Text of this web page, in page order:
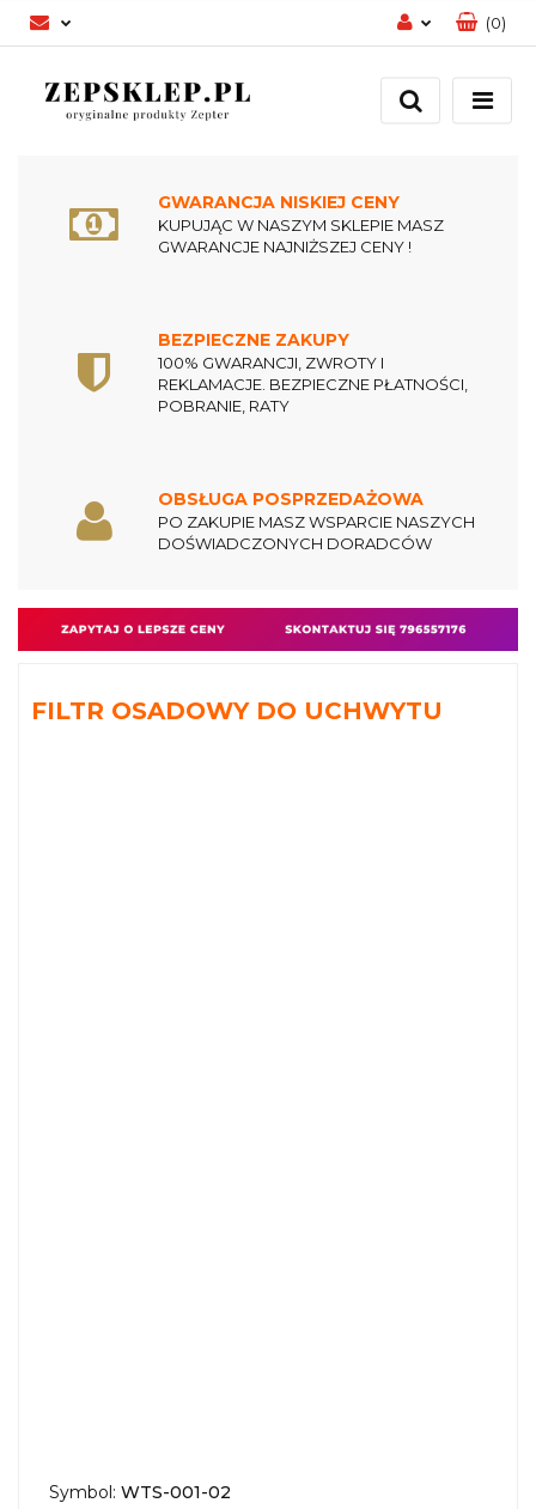
Zaloguj się
Zarejestruj się
(0)
GWARANCJA NISKIEJ CENY
KUPUJĄC W NASZYM SKLEPIE MASZ
GWARANCJE NAJNIŻSZEJ CENY !
BEZPIECZNE ZAKUPY
100% GWARANCJI, ZWROTY I
REKLAMACJE. BEZPIECZNE PŁATNOŚCI,
POBRANIE, RATY
OBSŁUGA POSPRZEDAŻOWA
PO ZAKUPIE MASZ WSPARCIE NASZYCH
DOŚWIADCZONYCH DORADCÓW
FILTR OSADOWY DO UCHWYTU
Symbol: WTS-001-02